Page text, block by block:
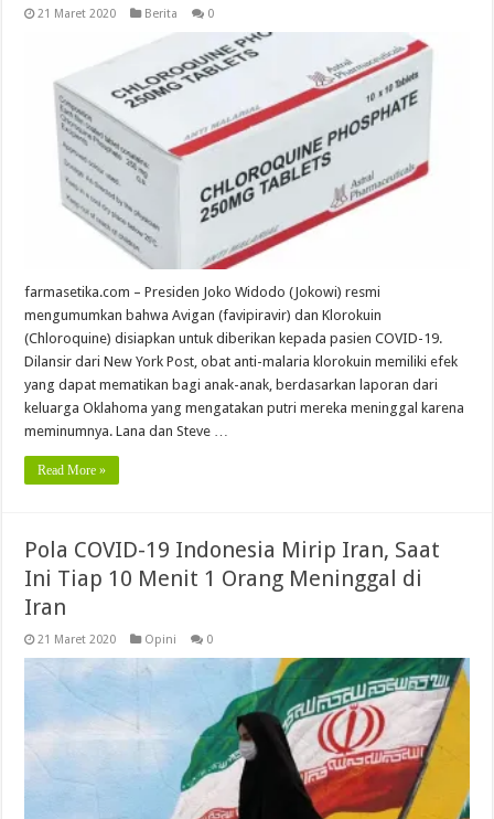
21 Maret 2020 Berita 0
farmasetika.com – Presiden Joko Widodo (Jokowi) resmi
mengumumkan bahwa Avigan (favipiravir) dan Klorokuin
(Chloroquine) disiapkan untuk diberikan kepada pasien COVID-19.
Dilansir dari New York Post, obat anti-malaria klorokuin memiliki efek
yang dapat mematikan bagi anak-anak, berdasarkan laporan dari
keluarga Oklahoma yang mengatakan putri mereka meninggal karena
meminumnya. Lana dan Steve …
Read More »
Pola COVID-19 Indonesia Mirip Iran, Saat
Ini Tiap 10 Menit 1 Orang Meninggal di
Iran
21 Maret 2020 Opini 0